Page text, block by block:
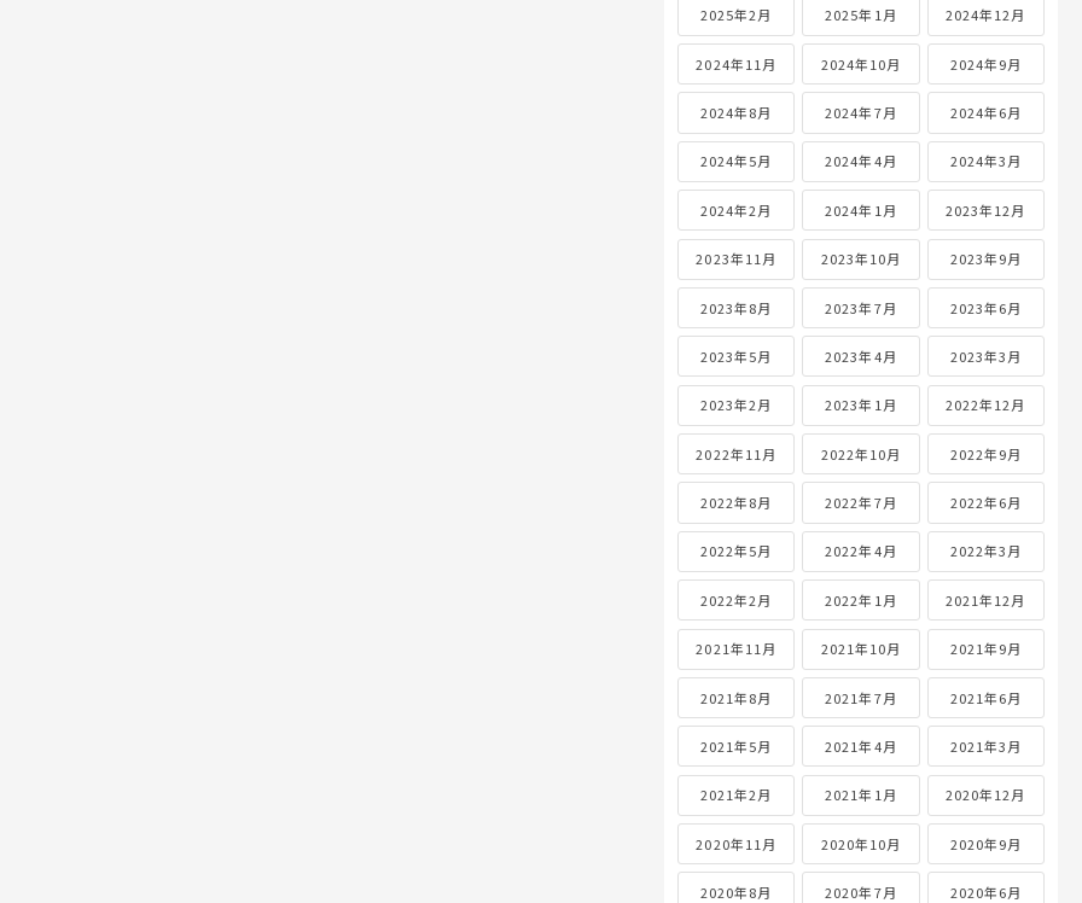
2025年2月 2025年1月 2024年12月
2024年11月 2024年10月 2024年9月
2024年8月 2024年7月 2024年6月
2024年5月 2024年4月 2024年3月
2024年2月 2024年1月 2023年12月
2023年11月 2023年10月 2023年9月
2023年8月 2023年7月 2023年6月
2023年5月 2023年4月 2023年3月
2023年2月 2023年1月 2022年12月
2022年11月 2022年10月 2022年9月
2022年8月 2022年7月 2022年6月
2022年5月 2022年4月 2022年3月
2022年2月 2022年1月 2021年12月
2021年11月 2021年10月 2021年9月
2021年8月 2021年7月 2021年6月
2021年5月 2021年4月 2021年3月
2021年2月 2021年1月 2020年12月
2020年11月 2020年10月 2020年9月
2020年8月 2020年7月 2020年6月